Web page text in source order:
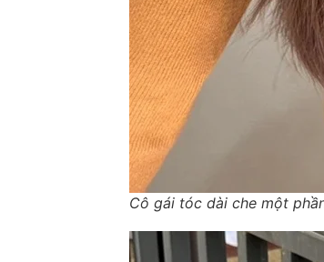
Cô gái tóc dài che một